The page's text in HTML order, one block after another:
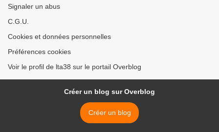
Signaler un abus
C.G.U.
Cookies et données personnelles
Préférences cookies
Voir le profil de lta38 sur le portail Overblog
Créer un blog sur Overblog
Créer un blog